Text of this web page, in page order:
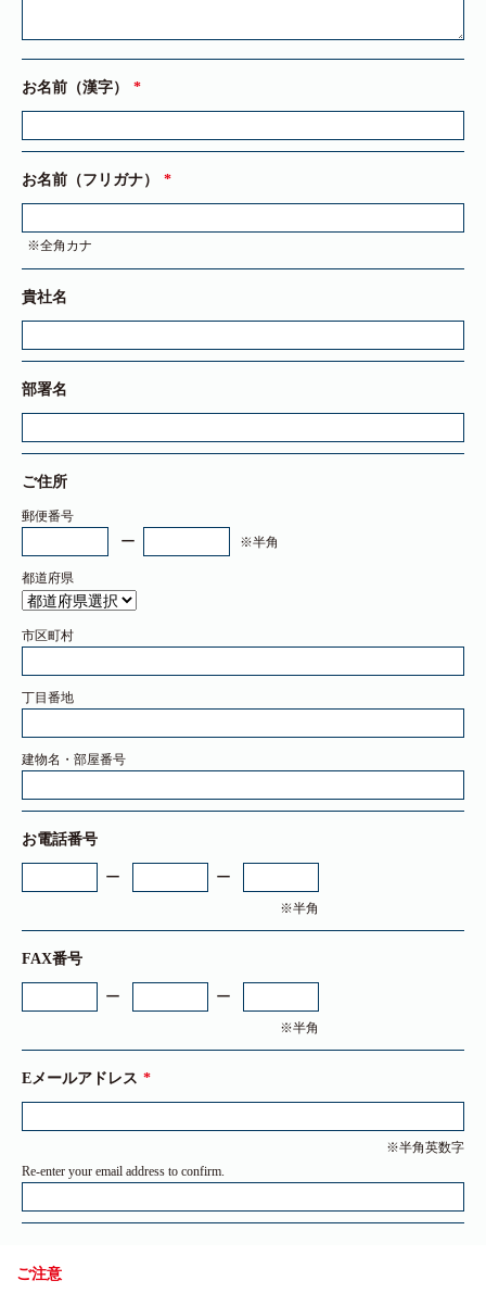
お名前（漢字）
お名前（フリガナ）
※全角カナ
貴社名
部署名
ご住所
郵便番号
※半角
都道府県
市区町村
丁目番地
建物名・部屋番号
お電話番号
※半角
FAX番号
※半角
Eメールアドレス
※半角英数字
ご注意